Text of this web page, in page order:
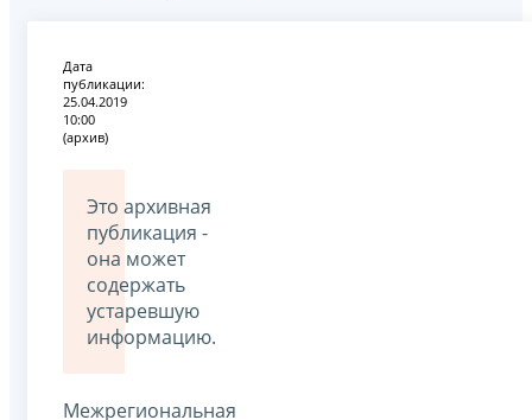
Дата
публикации:
25.04.2019
10:00
(архив)
Это архивная
публикация -
она может
содержать
устаревшую
информацию.
Межрегиональная